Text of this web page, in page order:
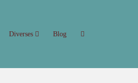
Diverses Blog